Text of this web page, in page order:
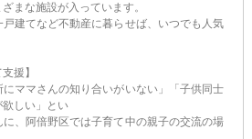
まな施設が入っています。
建てなど不動産に暮らせば、いつでも人気
援】
にママさんの知り合いがいない」「子供同士
しい」とい
、阿倍野区では子育て中の親子の交流の場